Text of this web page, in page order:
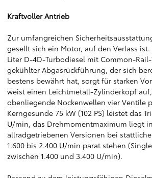
Kraftvoller Antrieb
Zur umfangreichen
gesellt sich ein Motor, auf den Verlass
Liter D-4D-Turbodiesel mit Common-
gekühlter Abgasrückführung, der sich
bestens bewährt hat, sorgt für starken
weist einen Leichtmetall-Zylinderkopf
obenliegende Nockenwellen vier Ventile
Kerngesunde 75 kW (102 PS) leistet das
U/min, das Drehmomentmaximum liegt
allradgetriebenen Versionen bei
1.600 bis 2.400 U/min parat stehen
zwischen 1.400 und 3.400 U/min).